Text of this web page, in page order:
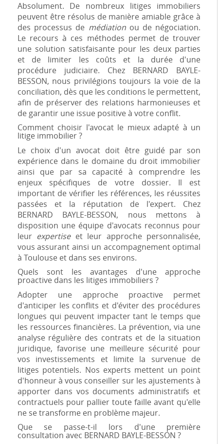
Absolument. De nombreux litiges immobiliers
peuvent être résolus de manière amiable grâce à
des processus de médiationou de négociation.
Le recours à ces méthodes permet de trouver
une solution satisfaisante pour les deux parties
et de limiter les coûts et la durée d'une
procédure judiciaire. Chez BERNARD BAYLE-
BESSON, nous privilégions toujours la voie de la
conciliation, dès que les conditions le permettent,
afin de préserver des relations harmonieuses et
de garantir une issue positive à votre conflit.
Comment choisir l'avocat le mieux adapté à un
litige immobilier ?
Le choix d'un avocat doit être guidé par son
expérience dans le domaine du droit immobilier
ainsi que par sa capacité à comprendre les
enjeux spécifiques de votre dossier. Il est
important de vérifier les références, les réussites
passées et la réputation de l'expert. Chez
BERNARD BAYLE-BESSON, nous mettons à
disposition une équipe d'avocats reconnus pour
leur expertiseet leur approche personnalisée,
vous assurant ainsi un accompagnement optimal
à Toulouse et dans ses environs.
Quels sont les avantages d'une approche
proactive dans les litiges immobiliers ?
Adopter une approche proactive permet
d'anticiper les conflits et d'éviter des procédures
longues qui peuvent impacter tant le temps que
les ressources financières. La prévention, via une
analyse régulière des contrats et de la situation
juridique, favorise une meilleure sécurité pour
vos investissements et limite la survenue de
litiges potentiels. Nos experts mettent un point
d'honneur à vous conseiller sur les ajustements à
apporter dans vos documents administratifs et
contractuels pour pallier toute faille avant qu'elle
ne se transforme en problème majeur.
Que se passe-t-il lors d'une première
consultation avec BERNARD BAYLE-BESSON ?